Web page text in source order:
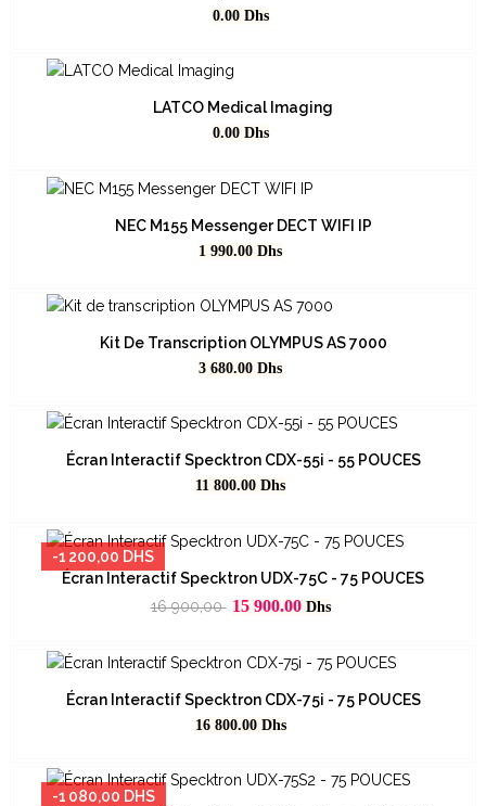
6-PANASONIC 1
9-Specktron 8
OM SYSTEM - OLYMPUS 1
Prix
0.00 Dhs
LATCO Medical Imaging
Prix
0.00 Dhs
NEC M155 Messenger DECT WIFI IP
Prix
1 990.00 Dhs
Kit De Transcription OLYMPUS AS 7000
Prix
3 680.00 Dhs
Écran Interactif Specktron CDX-55i - 55 POUCES
Prix
11 800.00 Dhs
-1 200,00 DHS
Écran Interactif Specktron UDX-75C - 75 POUCES
Prix
16 900,00 Prix
15 900.00 Dhs
Écran Interactif Specktron CDX-75i - 75 POUCES
Prix
16 800.00 Dhs
-1 080,00 DHS